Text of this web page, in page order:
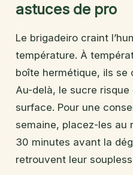
astuces de pro
Le brigadeiro craint
température. À
boîte hermétique, ils se
Au-delà, le sucre
surface. Pour une
semaine, placez-les au
30 minutes avant la
retrouvent leur